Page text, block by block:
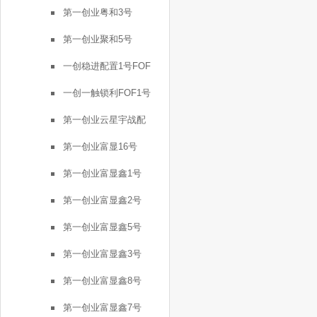
第一创业粤和3号
第一创业聚和5号
一创稳进配置1号FOF
一创一触锁利FOF1号
第一创业云星宇战配
第一创业富显16号
第一创业富显鑫1号
第一创业富显鑫2号
第一创业富显鑫5号
第一创业富显鑫3号
第一创业富显鑫8号
第一创业富显鑫7号